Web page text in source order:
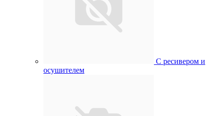
С ресивером и
осушителем